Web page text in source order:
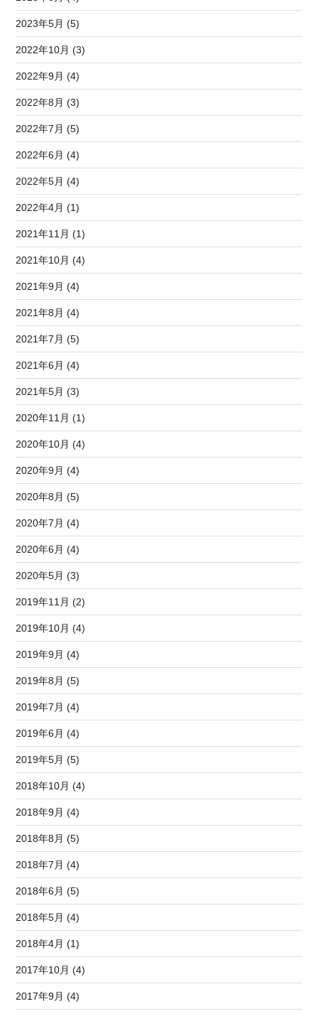
2023年5月 (5)
2022年10月 (3)
2022年9月 (4)
2022年8月 (3)
2022年7月 (5)
2022年6月 (4)
2022年5月 (4)
2022年4月 (1)
2021年11月 (1)
2021年10月 (4)
2021年9月 (4)
2021年8月 (4)
2021年7月 (5)
2021年6月 (4)
2021年5月 (3)
2020年11月 (1)
2020年10月 (4)
2020年9月 (4)
2020年8月 (5)
2020年7月 (4)
2020年6月 (4)
2020年5月 (3)
2019年11月 (2)
2019年10月 (4)
2019年9月 (4)
2019年8月 (5)
2019年7月 (4)
2019年6月 (4)
2019年5月 (5)
2018年10月 (4)
2018年9月 (4)
2018年8月 (5)
2018年7月 (4)
2018年6月 (5)
2018年5月 (4)
2018年4月 (1)
2017年10月 (4)
2017年9月 (4)